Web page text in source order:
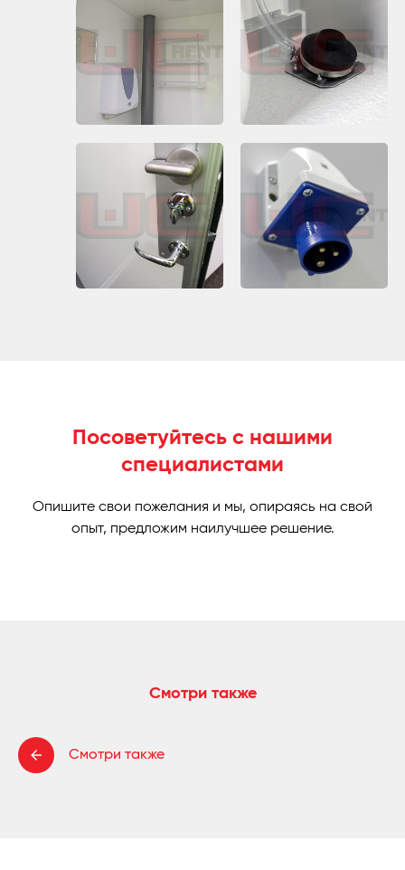
Посоветуйтесь с нашими
специалистами
Опишите свои пожелания и мы, опираясь на свой
опыт, предложим наилучшее решение.
Смотри также
Смотри также